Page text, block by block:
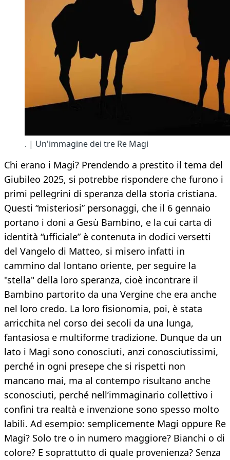
. | Un'immagine dei tre Re Magi
Chi erano i Magi? Prendendo a prestito il tema del
Giubileo 2025, si potrebbe rispondere che furono i
primi pellegrini di speranza della storia cristiana.
Questi “misteriosi” personaggi, che il 6 gennaio
portano i doni a Gesù Bambino, e la cui carta di
identità “ufficiale” è contenuta in dodici versetti
del Vangelo di Matteo, si misero infatti in
cammino dal lontano oriente, per seguire la
"stella" della loro speranza, cioè incontrare il
Bambino partorito da una Vergine che era anche
nel loro credo. La loro fisionomia, poi, è stata
arricchita nel corso dei secoli da una lunga,
fantasiosa e multiforme tradizione. Dunque da un
lato i Magi sono conosciuti, anzi conosciutissimi,
perché in ogni presepe che si rispetti non
mancano mai, ma al contempo risultano anche
sconosciuti, perché nell’immaginario collettivo i
confini tra realtà e invenzione sono spesso molto
labili. Ad esempio: semplicemente Magi oppure Re
Magi? Solo tre o in numero maggiore? Bianchi o di
colore? E soprattutto di quale provenienza? Senza